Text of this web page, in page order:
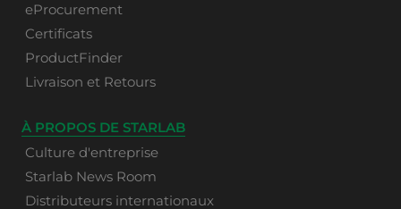
eProcurement
Certificats
ProductFinder
Livraison et Retours
À PROPOS DE STARLAB
Culture d'entreprise
Starlab News Room
Distributeurs internationaux